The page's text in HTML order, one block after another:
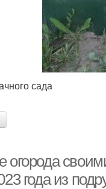
сада
огорода
года из